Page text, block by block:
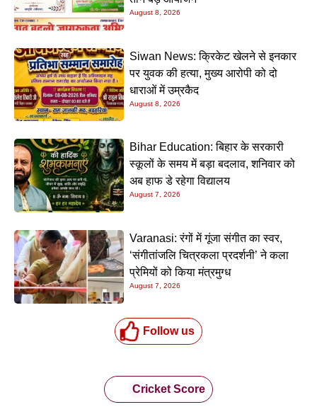
August 8, 2026
Siwan News: क्रिकेट खेलने से इनकार
पर युवक की हत्या, मुख्य आरोपी को दो
धाराओं में उम्रकैद
August 8, 2026
Bihar Education: बिहार के सरकारी
स्कूलों के समय में बड़ा बदलाव, शनिवार को
अब हाफ डे रहेगा विद्यालय
August 7, 2026
Varanasi: रंगों में गूंजा संगीत का स्वर,
‘संगीतांजलि चित्रकला प्रदर्शनी’ ने कला
प्रेमियों को किया मंत्रमुग्ध
August 7, 2026
Follow us
Cricket Score